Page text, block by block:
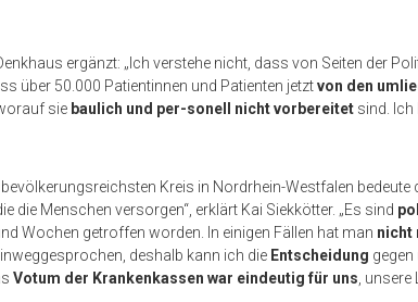
ergänzt: „Ich verstehe nicht, dass von Seiten der
über 50.000 Patientinnen und Patienten jetztvon den
sie baulich und per-sonell nicht vorbereitet sind.
Kreis in Nordrhein-Westfalen bedeute
die Menschen versorgen“, erklärt Kai Siekkötter. „Es sind
Wochen getroffen worden. In einigen Fällen hat man nicht
deshalb kann ich die Entscheidung
Votum der Krankenkassen war eindeutig für uns ,